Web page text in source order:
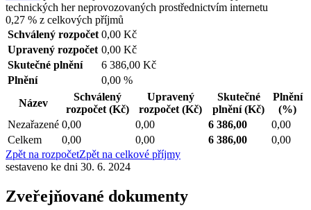
technických her neprovozovaných prostřednictvím internetu
0,27 % z celkových příjmů
Schválený rozpočet 0,00 Kč
Upravený rozpočet 0,00 Kč
Skutečné plnění
6 386,00 Kč
Plnění
0,00 %
Název
Schválený
rozpočet (Kč)
Upravený
rozpočet (Kč)
Skutečné
plnění(Kč)
Plnění
(%)
Nezařazené 0,00 0,00 6 386,00
0,00
Celkem
0,00 0,00 6 386,00
0,00
Zpět na rozpočetZpět na celkové příjmy
sestaveno ke dni 30. 6. 2024
Zveřejňované dokumenty